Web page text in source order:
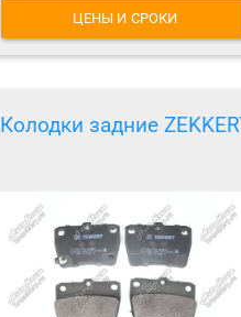
ЦЕНЫ И СРОКИ
Колодки задние